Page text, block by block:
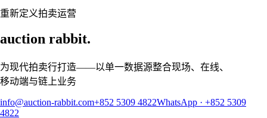
重新定义拍卖运营
auction rabbit.
为现代拍卖行打造——以单一数据源整合现场、在线、
移动端与链上业务
info@auction-rabbit.com+852 5309 4822WhatsApp · +852 5309
4822